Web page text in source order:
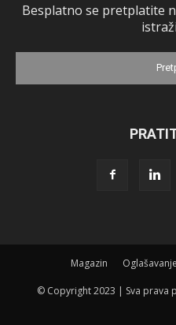
Besplatno se pretplatite
Magazin Oglašavanje
© Copyright 2023 | Sva prava